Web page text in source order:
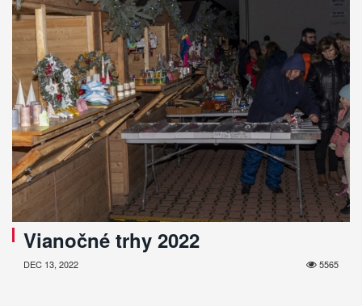
Vianočné trhy 2022
5565
DEC 13, 2022